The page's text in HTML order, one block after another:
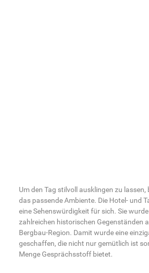
Um den Tag stilvoll ausklingen zu lassen,
das passende Ambiente. Die Hotel- und
eine Sehenswürdigkeit für sich. Sie
zahlreichen historischen Gegenständen
Bergbau-Region. Damit wurde eine
geschaffen, die nicht nur gemütlich ist
Menge Gesprächsstoff bietet.